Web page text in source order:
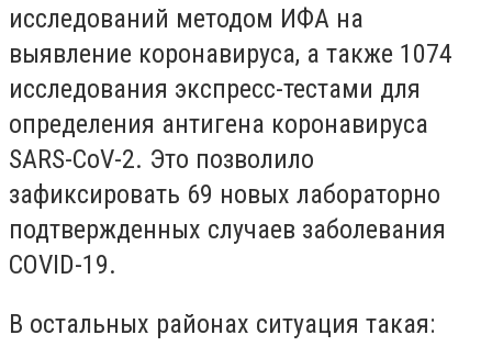
исследований методом ИФА на
выявление коронавируса, а также 1074
исследования экспресс-тестами для
определения антигена коронавируса
SARS-CoV-2. Это позволило
зафиксировать 69 новых лабораторно
подтвержденных случаев заболевания
COVID-19.
В остальных районах ситуация такая: